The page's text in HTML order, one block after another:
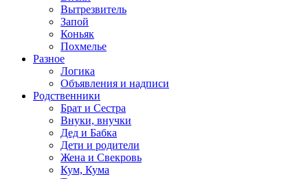
Вытрезвитель
Запой
Коньяк
Похмелье
Разное
Логика
Объявления и надписи
Родственники
Брат и Сестра
Внуки, внучки
Дед и Бабка
Дети и родители
Жена и Свекровь
Кум, Кума